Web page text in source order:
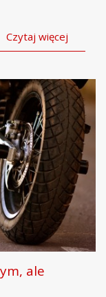
Czytaj więcej
ale